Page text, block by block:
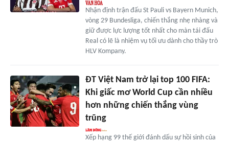
Nhận định trận đấu St Pauli vs Bayern Munich,
vòng 29 Bundesliga, chiến thắng nhẹ nhàng và
giữ được lực lượng tốt nhất cho màn tái đấu
Real có lẽ là nhiệm vụ tối ưu dành cho thầy trò
HLV Kompany.
ĐT Việt Nam trở lại top 100 FIFA:
Khi giấc mơ World Cup cần nhiều
hơn những chiến thắng vùng
trũng
Xếp hạng 99 thế giới đánh dấu sự hồi sinh của